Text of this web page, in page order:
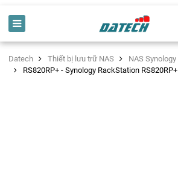
Datech Thiết bị lưu trữ NAS NAS Synology
RS820RP+ - Synology RackStation RS820RP+